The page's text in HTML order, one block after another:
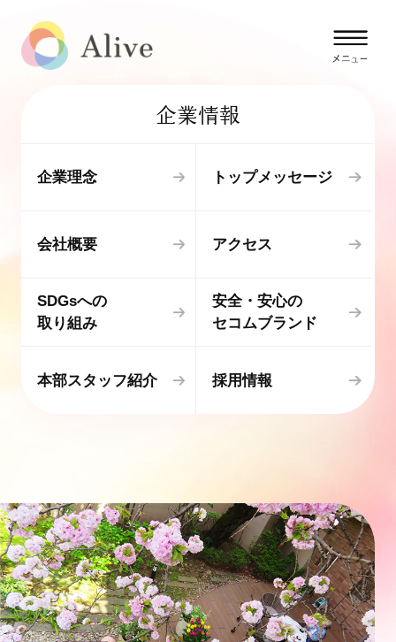
企業情報
企業理念 トップメッセージ
会社概要 アクセス
SDGsへの
取り組み
安全・安心の
セコムブランド
本部スタッフ紹介 採用情報